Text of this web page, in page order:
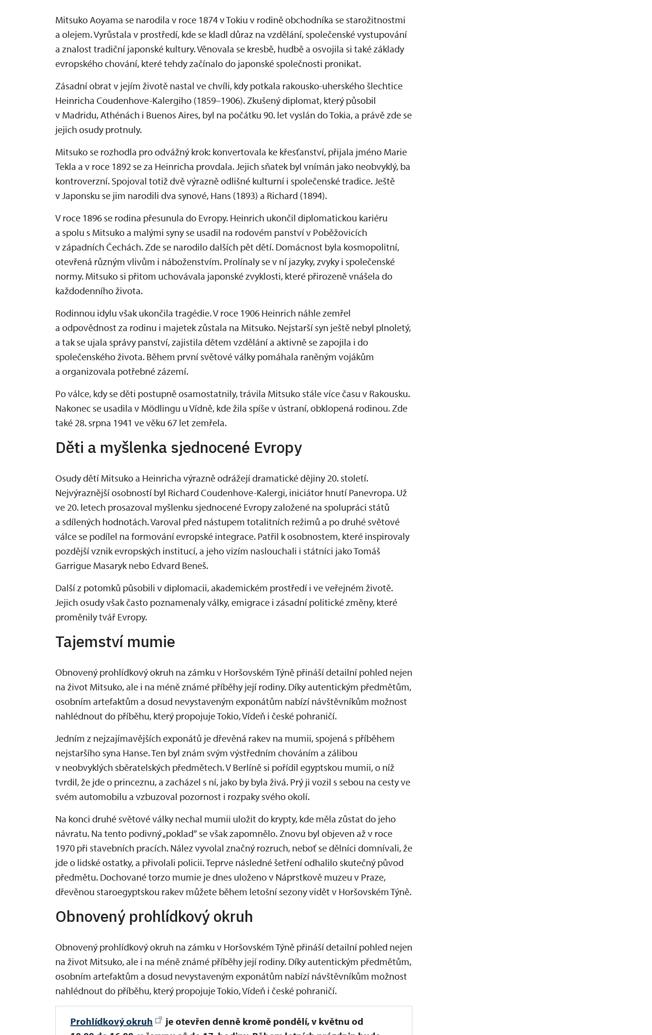
Mitsuko Aoyama se narodila v roce 1874 v Tokiu v rodině obchodníka se starožitnostmi
a olejem. Vyrůstala v prostředí, kde se kladl důraz na vzdělání, společenské vystupování
a znalost tradiční japonské kultury. Věnovala se kresbě, hudbě a osvojila si také základy
evropského chování, které tehdy začínalo do japonské společnosti pronikat.
Zásadní obrat v jejím životě nastal ve chvíli, kdy potkala rakousko-uherského šlechtice
Heinricha Coudenhove-Kalergiho (1859–1906). Zkušený diplomat, který působil
v Madridu, Athénách i Buenos Aires, byl na počátku 90. let vyslán do Tokia, a právě zde se
jejich osudy protnuly.
Mitsuko se rozhodla pro odvážný krok: konvertovala ke křesťanství, přijala jméno Marie
Tekla a v roce 1892 se za Heinricha provdala. Jejich sňatek byl vnímán jako neobvyklý, ba
kontroverzní. Spojoval totiž dvě výrazně odlišné kulturní i společenské tradice. Ještě
v Japonsku se jim narodili dva synové, Hans (1893) a Richard (1894).
V roce 1896 se rodina přesunula do Evropy. Heinrich ukončil diplomatickou kariéru
a spolu s Mitsuko a malými syny se usadil na rodovém panství v Poběžovicích
v západních Čechách. Zde se narodilo dalších pět dětí. Domácnost byla kosmopolitní,
otevřená různým vlivům i náboženstvím. Prolínaly se v ní jazyky, zvyky i společenské
normy. Mitsuko si přitom uchovávala japonské zvyklosti, které přirozeně vnášela do
každodenního života.
Rodinnou idylu však ukončila tragédie. V roce 1906 Heinrich náhle zemřel
a odpovědnost za rodinu i majetek zůstala na Mitsuko. Nejstarší syn ještě nebyl plnoletý,
a tak se ujala správy panství, zajistila dětem vzdělání a aktivně se zapojila i do
společenského života. Během první světové války pomáhala raněným vojákům
a organizovala potřebné zázemí.
Po válce, kdy se děti postupně osamostatnily, trávila Mitsuko stále více času v Rakousku.
Nakonec se usadila v Mödlingu u Vídně, kde žila spíše v ústraní, obklopená rodinou. Zde
také 28. srpna 1941 ve věku 67 let zemřela.
Děti a myšlenka sjednocené Evropy
Osudy dětí Mitsuko a Heinricha výrazně odrážejí dramatické dějiny 20. století.
Nejvýraznější osobností byl Richard Coudenhove-Kalergi, iniciátor hnutí Panevropa. Už
ve 20. letech prosazoval myšlenku sjednocené Evropy založené na spolupráci států
a sdílených hodnotách. Varoval před nástupem totalitních režimů a po druhé světové
válce se podílel na formování evropské integrace. Patřil k osobnostem, které inspirovaly
pozdější vznik evropských institucí, a jeho vizím naslouchali i státníci jako Tomáš
Garrigue Masaryk nebo Edvard Beneš.
Další z potomků působili v diplomacii, akademickém prostředí i ve veřejném životě.
Jejich osudy však často poznamenaly války, emigrace i zásadní politické změny, které
proměnily tvář Evropy.
Tajemství mumie
Obnovený prohlídkový okruh na zámku v Horšovském Týně přináší detailní pohled nejen
na život Mitsuko, ale i na méně známé příběhy její rodiny. Díky autentickým předmětům,
osobním artefaktům a dosud nevystaveným exponátům nabízí návštěvníkům možnost
nahlédnout do příběhu, který propojuje Tokio, Vídeň i české pohraničí.
Jedním z nejzajímavějších exponátů je dřevěná rakev na mumii, spojená s příběhem
nejstaršího syna Hanse. Ten byl znám svým výstředním chováním a zálibou
v neobvyklých sběratelských předmětech. V Berlíně si pořídil egyptskou mumii, o níž
tvrdil, že jde o princeznu, a zacházel s ní, jako by byla živá. Prý ji vozil s sebou na cesty ve
svém automobilu a vzbuzoval pozornost i rozpaky svého okolí.
Na konci druhé světové války nechal mumii uložit do krypty, kde měla zůstat do jeho
návratu. Na tento podivný „poklad“ se však zapomnělo. Znovu byl objeven až v roce
1970 při stavebních pracích. Nález vyvolal značný rozruch, neboť se dělníci domnívali, že
jde o lidské ostatky, a přivolali policii. Teprve následné šetření odhalilo skutečný původ
předmětu. Dochované torzo mumie je dnes uloženo v Náprstkově muzeu v Praze,
dřevěnou staroegyptskou rakev můžete během letošní sezony vidět v Horšovském Týně.
Obnovený prohlídkový okruh
Obnovený prohlídkový okruh na zámku v Horšovském Týně přináší detailní pohled nejen
na život Mitsuko, ale i na méně známé příběhy její rodiny. Díky autentickým předmětům,
osobním artefaktům a dosud nevystaveným exponátům nabízí návštěvníkům možnost
nahlédnout do příběhu, který propojuje Tokio, Vídeň i české pohraničí.
Prohlídkový okruh je otevřen denně kromě pondělí, v květnu od